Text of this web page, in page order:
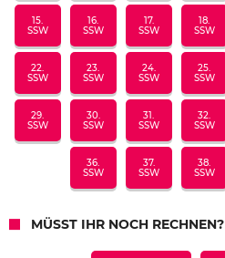
15.
SSW
16.
SSW
17.
SSW
18.
SSW
22.
SSW
23.
SSW
24.
SSW
25.
SSW
29.
SSW
30.
SSW
31.
SSW
32.
SSW
36.
SSW
37.
SSW
38.
SSW
MÜSST IHR NOCH RECHNEN?